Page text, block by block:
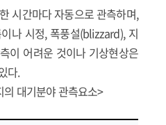
시간마다 자동으로 관측하며,
나 시정, 폭풍설(blizzard), 지
이 어려운 것이나 기상현상은
다.
대기분야 관측요소>